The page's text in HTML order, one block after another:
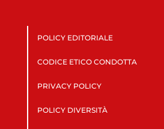
POLICY EDITORIALE
CODICE ETICO CONDOTTA
PRIVACY POLICY
POLICY DIVERSITÀ